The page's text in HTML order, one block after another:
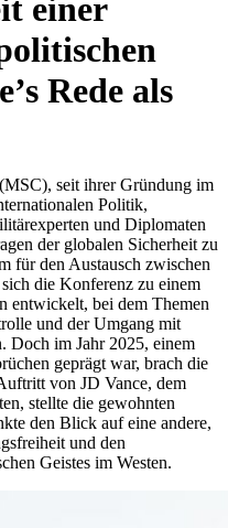
einer
Rede als
seit ihrer Gründung im
Politik,
und Diplomaten
der globalen Sicherheit zu
für den Austausch zwischen
die Konferenz zu einem
entwickelt, bei dem Themen
und der Umgang mit
Doch im Jahr 2025, einem
geprägt war, brach die
von JD Vance, dem
stellte die gewohnten
den Blick auf eine andere,
und den
Geistes im Westen.